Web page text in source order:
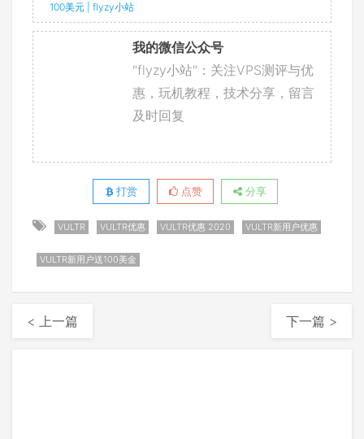
100美元 | flyzy小站
我的微信公众号
"flyzy小站"：关注VPS测评与优
惠，玩机教程，技术分享，留言
及时回复
打赏 点赞 分享
VULTR VULTR优惠 VULTR优惠 2020 VULTR新用户优惠
VULTR新用户送100美金
< 上一篇 下一篇 >